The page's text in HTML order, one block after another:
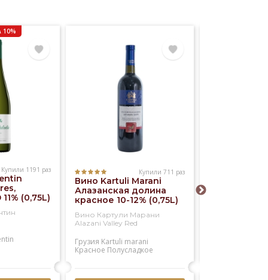
10%
Купили 1191 раз
(0,75L)
Купили 711 раз
Вино Kartuli Marani
Алазанская долина
красное 10-12% (0,75L)
Вино Картули Марани
Alazani Valley Red
Грузия Kartuli marani
Красное Полусладкое